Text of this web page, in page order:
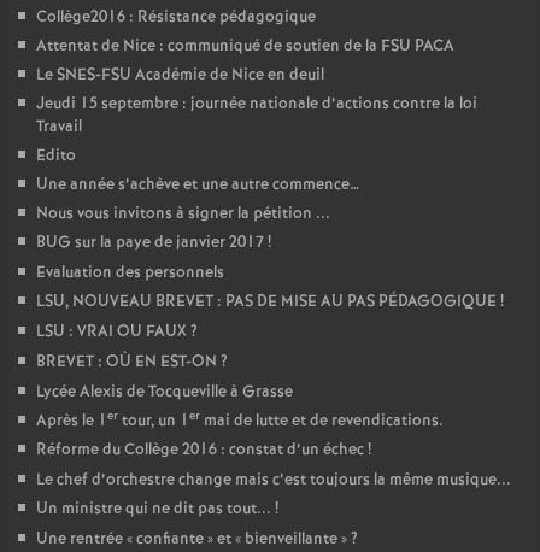
Collège2016 : Résistance pédagogique
Attentat de Nice : communiqué de soutien de la FSU PACA
Le SNES-FSU Académie de Nice en deuil
Jeudi 15 septembre : journée nationale d’actions contre la loi
Travail
Edito
Une année s’achève et une autre commence…
Nous vous invitons à signer la pétition ...
BUG sur la paye de janvier 2017!
Evaluation des personnels
LSU, NOUVEAU BREVET : PAS DE MISE AU PAS PÉDAGOGIQUE !
LSU : VRAI OU FAUX ?
BREVET : OÙ EN EST-ON ?
Lycée Alexis de Tocqueville à Grasse
Après le 1 er tour, un 1 er mai de lutte et de revendications.
Réforme du Collège 2016 : constat d’un échec!
Le chef d’orchestre change mais c’est toujours la même musique...
Un ministre qui ne dit pas tout... !
Une rentrée «confiante» et « bienveillante»?